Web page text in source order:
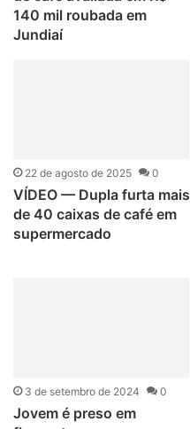
140 mil roubada em
Jundiaí
22 de agosto de 2025 0
VÍDEO — Dupla furta mais
de 40 caixas de café em
supermercado
3 de setembro de 2024 0
Jovem é preso em